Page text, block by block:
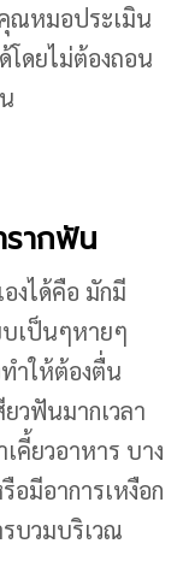
ณหมอประเมิน
โดยไม่ต้องถอน
รากฟัน
งได้คือ มักมี
เป็นๆหายๆ
ำให้ต้องตื่น
วฟันมากเวลา
คี้ยวอาหาร บาง
มีอาการเหงือก
บวมบริเวณ